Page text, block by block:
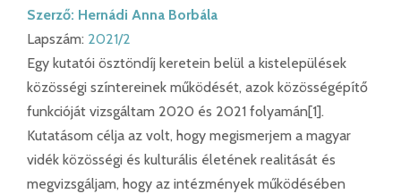
Szerző: Hernádi Anna Borbála
Lapszám: 2021/2
Egy kutatói ösztöndíj keretein belül a kistelepülések
közösségi színtereinek működését, azok közösségépítő
funkcióját vizsgáltam 2020 és 2021 folyamán[1].
Kutatásom célja az volt, hogy megismerjem a magyar
vidék közösségi és kulturális életének realitását és
megvizsgáljam, hogy az intézmények működésében